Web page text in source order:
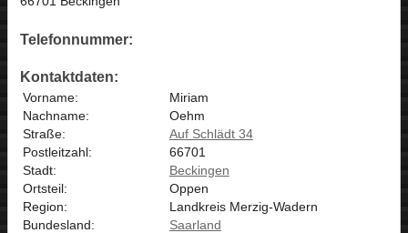
Telefonnummer:
Kontaktdaten:
Vorname:
Miriam
Nachname:
Oehm
Straße:
Auf Schlädt 34
Postleitzahl:
66701
Stadt:
Beckingen
Ortsteil:
Oppen
Region:
Landkreis Merzig-Wadern
Bundesland:
Saarland